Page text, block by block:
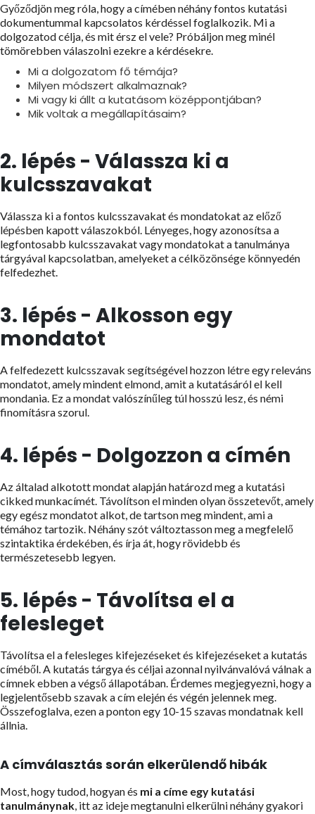
Győződjön meg róla, hogy a címében néhány fontos kutatási
dokumentummal kapcsolatos kérdéssel foglalkozik. Mi a
dolgozatod célja, és mit érsz el vele? Próbáljon meg minél
tömörebben válaszolni ezekre a kérdésekre.
Mi a dolgozatom fő témája?
Milyen módszert alkalmaznak?
Mi vagy ki állt a kutatásom középpontjában?
Mik voltak a megállapításaim?
2. lépés - Válassza ki a
kulcsszavakat
Válassza ki a fontos kulcsszavakat és mondatokat az előző
lépésben kapott válaszokból. Lényeges, hogy azonosítsa a
legfontosabb kulcsszavakat vagy mondatokat a tanulmánya
tárgyával kapcsolatban, amelyeket a célközönsége könnyedén
felfedezhet.
3. lépés - Alkosson egy
mondatot
A felfedezett kulcsszavak segítségével hozzon létre egy releváns
mondatot, amely mindent elmond, amit a kutatásáról el kell
mondania. Ez a mondat valószínűleg túl hosszú lesz, és némi
finomításra szorul.
4. lépés - Dolgozzon a címén
Az általad alkotott mondat alapján határozd meg a kutatási
cikked munkacímét. Távolítson el minden olyan összetevőt, amely
egy egész mondatot alkot, de tartson meg mindent, ami a
témához tartozik. Néhány szót változtasson meg a megfelelő
szintaktika érdekében, és írja át, hogy rövidebb és
természetesebb legyen.
5. lépés - Távolítsa el a
felesleget
Távolítsa el a felesleges kifejezéseket és kifejezéseket a kutatás
címéből. A kutatás tárgya és céljai azonnal nyilvánvalóvá válnak a
címnek ebben a végső állapotában. Érdemes megjegyezni, hogy a
legjelentősebb szavak a cím elején és végén jelennek meg.
Összefoglalva, ezen a ponton egy 10-15 szavas mondatnak kell
állnia.
A címválasztás során elkerülendő hibák
Most, hogy tudod, hogyan és mi a címe egy kutatási
tanulmánynak , itt az ideje megtanulni elkerülni néhány gyakori